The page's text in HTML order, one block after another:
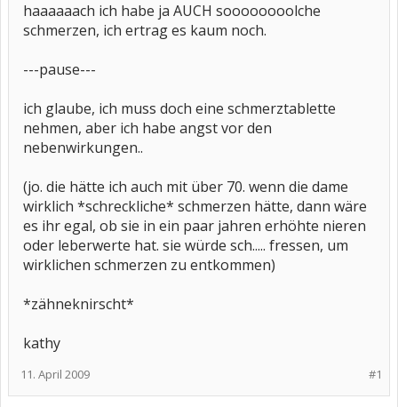
haaaaaach ich habe ja AUCH soooooooolche
schmerzen, ich ertrag es kaum noch.
---pause---
ich glaube, ich muss doch eine schmerztablette
nehmen, aber ich habe angst vor den
nebenwirkungen..
(jo. die hätte ich auch mit über 70. wenn die dame
wirklich *schreckliche* schmerzen hätte, dann wäre
es ihr egal, ob sie in ein paar jahren erhöhte nieren
oder leberwerte hat. sie würde sch..... fressen, um
wirklichen schmerzen zu entkommen)
*zähneknirscht*
kathy
#1
11. April 2009